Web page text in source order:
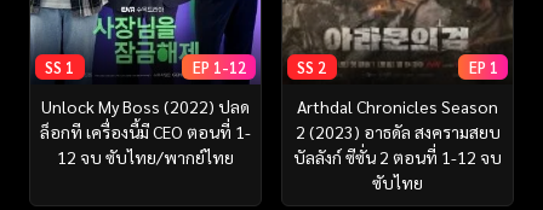
SS 1 EP 1-12
Unlock My Boss (2022) ปลด
ล็อกที เครื่องนี้มี CEO ตอนที่ 1-
12 จบ ซับไทย/พากย์ไทย
SS 2 EP 1
Arthdal Chronicles Season
2 (2023) อาธดัล สงครามสยบ
บัลลังก์ ซีซั่น 2 ตอนที่ 1-12 จบ
ซับไทย